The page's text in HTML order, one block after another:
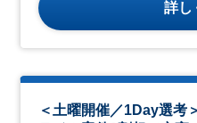
詳し
＜土曜開催／1Day選考